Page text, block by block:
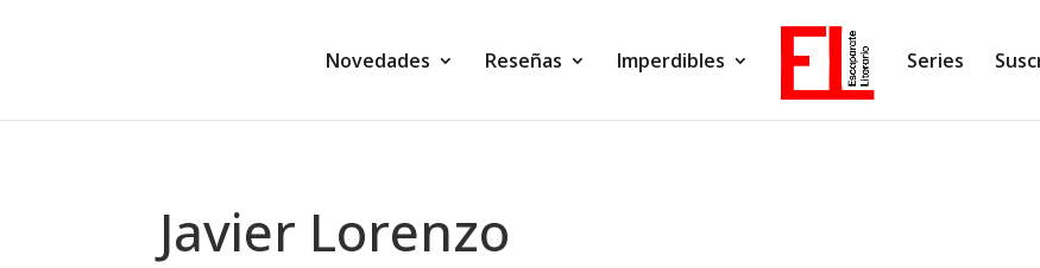
Novedades Reseñas Imperdibles Series
Javier Lorenzo